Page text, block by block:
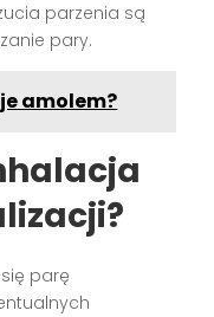
parzenia są
pary.
amolem?
parę